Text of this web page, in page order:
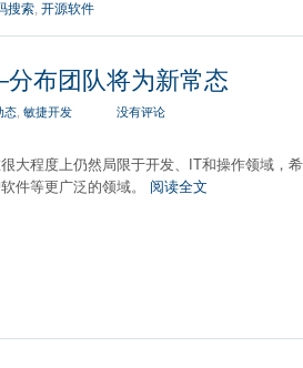
搜索, 开源软件
布团队将为新常态
态 敏捷开发 没有评论
大程度上仍然局限于开发、IT和操作领域，
件等更广泛的领域。 阅读全文